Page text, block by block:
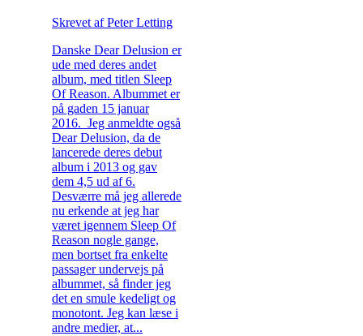
Skrevet af Peter Letting
Danske Dear Delusion er
ude med deres andet
album, med titlen Sleep
Of Reason. Albummet er
på gaden 15 januar
2016. Jeg anmeldte også
Dear Delusion, da de
lancerede deres debut
album i 2013 og gav
dem 4,5 ud af 6.
Desværre må jeg allerede
nu erkende at jeg har
været igennem Sleep Of
Reason nogle gange,
men bortset fra enkelte
passager undervejs på
albummet, så finder jeg
det en smule kedeligt og
monotont. Jeg kan læse i
andre medier, at...